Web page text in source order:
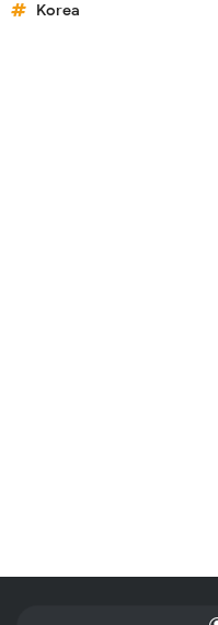
Korea